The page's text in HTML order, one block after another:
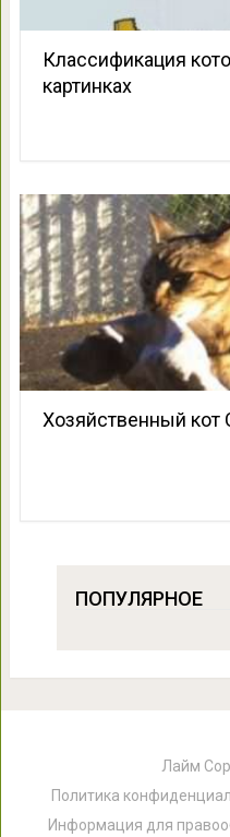
Классификация
картинках
Хозяйственный кот
ПОПУЛЯРНОЕ
Лайм
Политика
Информация для